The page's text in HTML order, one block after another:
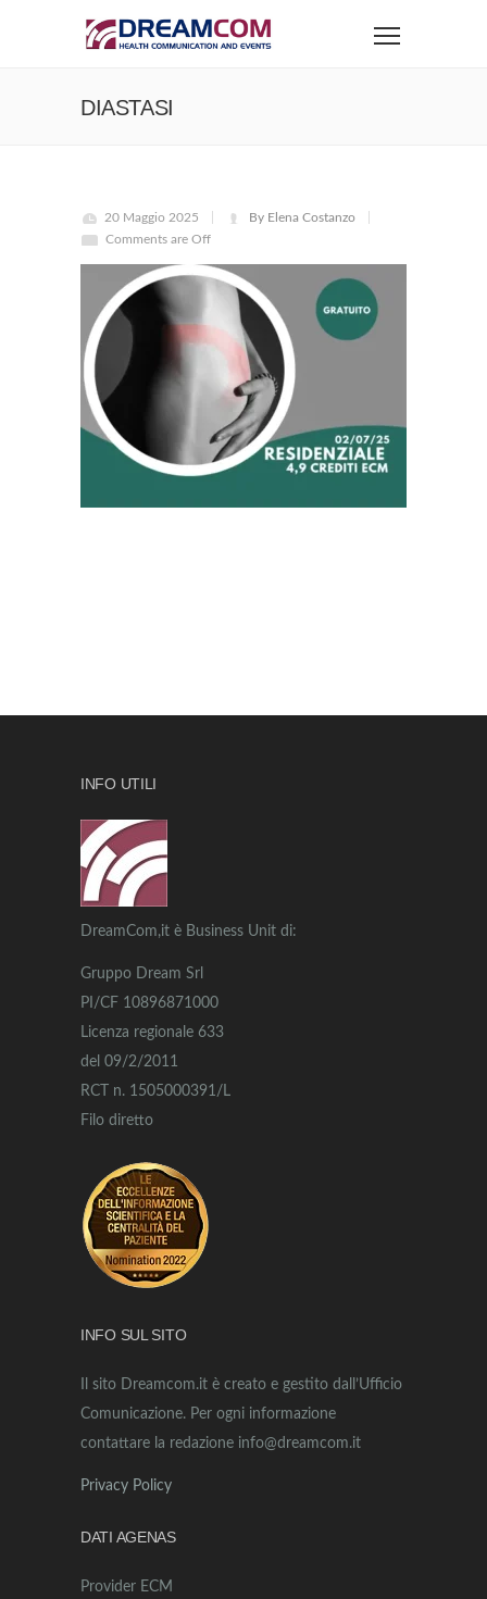
DIASTASI
20 Maggio 2025
By Elena Costanzo
Comments are Off
INFO UTILI
DreamCom,it è Business Unit di:
Gruppo Dream Srl
PI/CF 10896871000
Licenza regionale 633
del 09/2/2011
RCT n. 1505000391/L
Filo diretto
INFO SUL SITO
Il sito Dreamcom.it è creato e gestito dall’Ufficio
Comunicazione. Per ogni informazione
contattare la redazione info@dreamcom.it
Privacy Policy
DATI AGENAS
Provider ECM